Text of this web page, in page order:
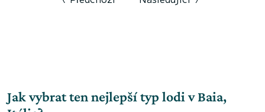
Jak vybrat ten nejlepší typ lodi v Baia,